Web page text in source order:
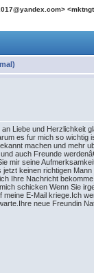
Liebe und
es fur mich so
machen und mehr
auch Freunde
mir seine
keinen richtigen
Ihre Nachricht
schicken Wenn Sie
E-Mail kriege.Ich
neue Freundin